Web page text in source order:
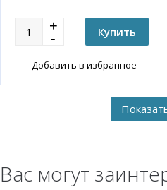
Добавить в избранное
Вас могут